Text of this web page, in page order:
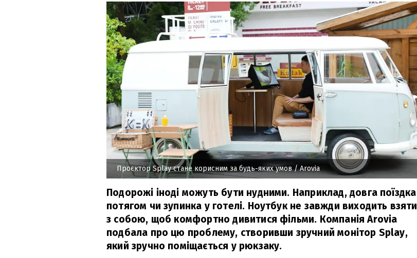
Проєктор Splay стане корисним за будь-яких умов/ Arovia
Подорожі іноді можуть бути нудними. Наприклад, довга поїздка
потягом чи зупинка у готелі. Ноутбук не завжди виходить взяти
з собою, щоб комфортно дивитися фільми. Компанія Arovia
подбала про цю проблему, створивши зручний монітор Splay,
який зручно поміщається у рюкзаку.